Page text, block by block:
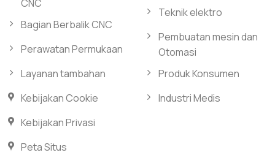
CNC
Bagian Berbalik CNC
Perawatan Permukaan
Layanan tambahan
Kebijakan Cookie
Kebijakan Privasi
Peta Situs
Teknik elektro
Pembuatan mesin dan
Otomasi
Produk Konsumen
Industri Medis